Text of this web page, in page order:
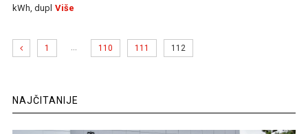
kWh, dupl Više
1 … 110 111 112
NAJČITANIJE